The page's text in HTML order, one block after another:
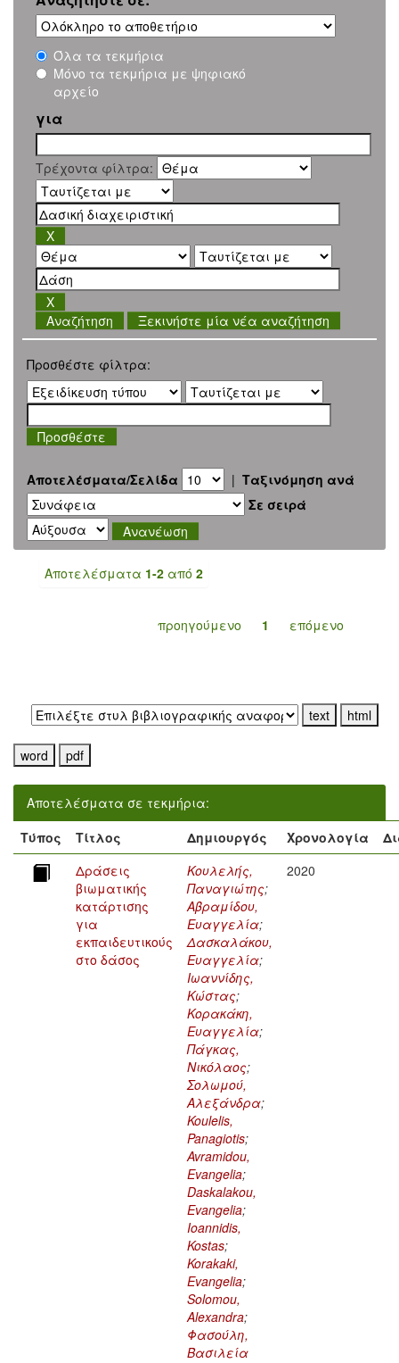
Όλα τα τεκμήρια
Μόνο τα τεκμήρια με ψηφιακό
αρχείο
για
Τρέχοντα φίλτρα:
Ξεκινήστε μία νέα αναζήτηση
Προσθέστε φίλτρα:
Αποτελέσματα/Σελίδα | Ταξινόμηση ανά
Σε σειρά
Αποτελέσματα 1-2 από 2
προηγούμενο 1 επόμενο
Αποτελέσματα σε τεκμήρια:
Τύπος
Τίτλος Δημιουργός Χρονολογία
Δράσεις
βιωματικής
κατάρτισης
για
εκπαιδευτικούς
στο δάσος
Κουλελής,
Παναγιώτης;
Αβραμίδου,
Ευαγγελία;
Δασκαλάκου,
Ευαγγελία;
Ιωαννίδης,
Κώστας;
Κορακάκη,
Ευαγγελία;
Πάγκας,
Νικόλαος;
Σολωμού,
Αλεξάνδρα;
Koulelis,
Panagiotis;
Avramidou,
Evangelia;
Daskalakou,
Evangelia;
Ioannidis,
Kostas;
Korakaki,
Evangelia;
Solomou,
Alexandra;
Φασούλη,
Βασιλεία
2020